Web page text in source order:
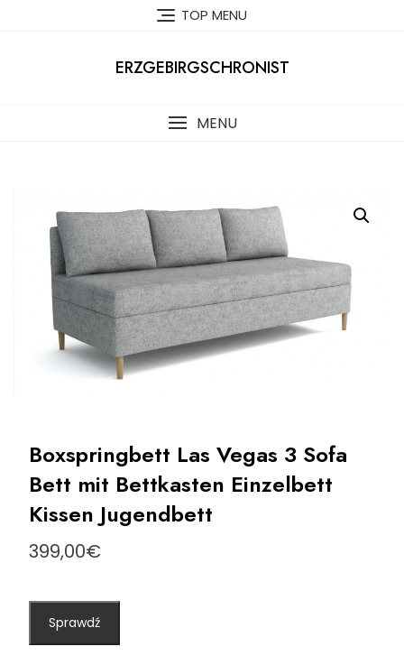
TOP MENU
ERZGEBIRGSCHRONIST
MENU
Boxspringbett Las Vegas 3 Sofa
Bett mit Bettkasten Einzelbett
Kissen Jugendbett
399,00€
Sprawdź